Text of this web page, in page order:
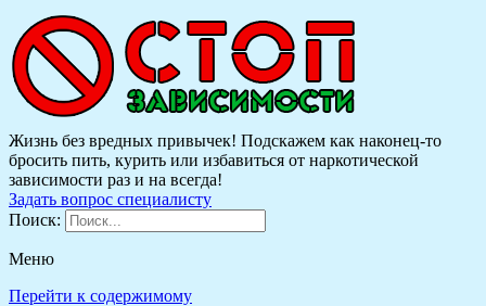
Жизнь без вредных привычек! Подскажем как наконец-то
бросить пить, курить или избавиться от наркотической
зависимости раз и на всегда!
Задать вопрос специалисту
Поиск:
Меню
Перейти к содержимому